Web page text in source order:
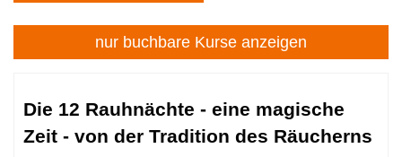
Vorträge
nur buchbare Kurse anzeigen
Tabellenüberschriften
können
sortiert
Die 12 Rauhnächte - eine magische
Zeit - von der Tradition des Räucherns